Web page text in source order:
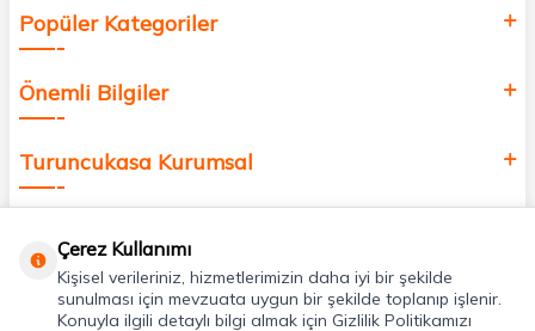
Popüler Kategoriler
Önemli Bilgiler
Turuncukasa Kurumsal
Uygulamalarımız
Çerez Kullanımı
Kişisel verileriniz, hizmetlerimizin daha iyi bir şekilde
sunulması için mevzuata uygun bir şekilde toplanıp işlenir.
Konuyla ilgili detaylı bilgi almak için Gizlilik Politikamızı